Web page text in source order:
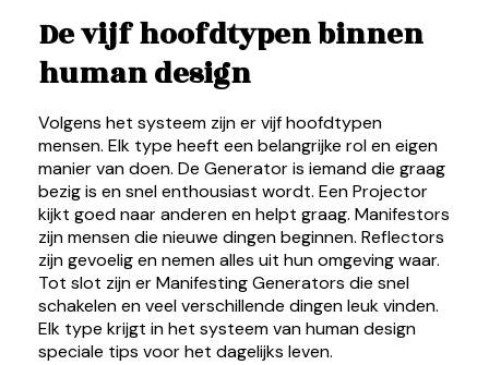
De vijf hoofdtypen binnen
human design
Volgens het systeem zijn er vijf hoofdtypen
mensen. Elk type heeft een belangrijke rol en eigen
manier van doen. De Generator is iemand die graag
bezig is en snel enthousiast wordt. Een Projector
kijkt goed naar anderen en helpt graag. Manifestors
zijn mensen die nieuwe dingen beginnen. Reflectors
zijn gevoelig en nemen alles uit hun omgeving waar.
Tot slot zijn er Manifesting Generators die snel
schakelen en veel verschillende dingen leuk vinden.
Elk type krijgt in het systeem van human design
speciale tips voor het dagelijks leven.